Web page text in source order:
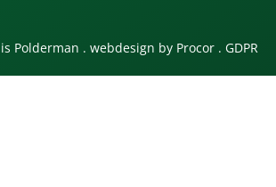
Polderman . webdesign by Procor . GDPR